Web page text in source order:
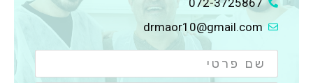
drmaor10@gmail.com